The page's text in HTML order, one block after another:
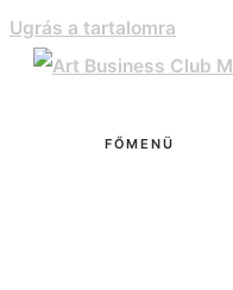
Ugrás a tartalomra
FŐMENÜ